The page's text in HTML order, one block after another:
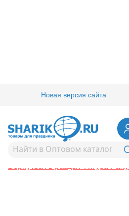
Новая версия сайта
Товары для праздника/
ПД ФИГУРА Корона
1207-4636ПД ФИГУРА
Вернуться в раздел Фигура